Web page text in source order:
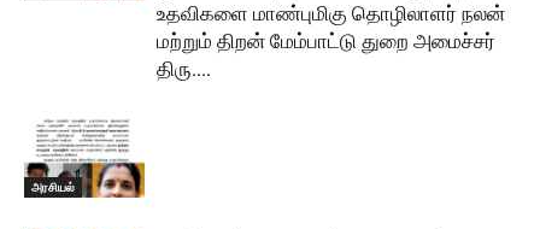
உதவிகளை மாண்புமிகு தொழிலாளர் நலன்
மற்றும் திறன் மேம்பாட்டு துறை அமைச்சர்
திரு....
அரசியல்